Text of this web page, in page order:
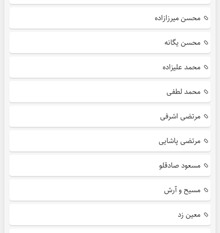
محسن میرزازاده
محسن یگانه
محمد علیزاده
محمد لطفی
مرتضی اشرفی
مرتضی پاشایی
مسعود صادقلو
مسیح و آرش
معین زد